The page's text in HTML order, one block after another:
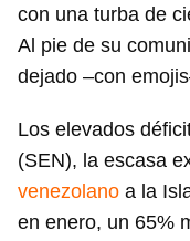
con una turba de
Al pie de su
dejado –con
Los elevados
(SEN), la escasa
venezolano a la
en enero, un 65%